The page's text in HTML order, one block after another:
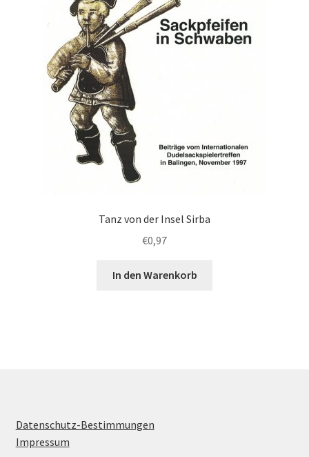
Tanz von der Insel Sirba
€0,97
In den Warenkorb
Datenschutz-Bestimmungen
Impressum